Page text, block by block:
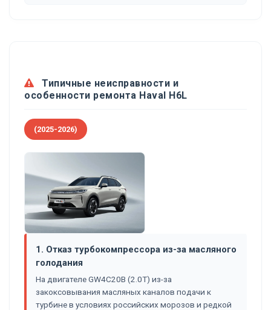
Типичные неисправности и
особенности ремонта Haval H6L
(2025-2026)
1. Отказ турбокомпрессора из-за масляного
голодания
На двигателе GW4C20B (2.0T) из-за
закоксовывания масляных каналов подачи к
турбине в условиях российских морозов и редкой